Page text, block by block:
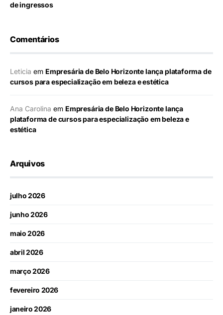
de ingressos
Comentários
Leticia em Empresária de Belo Horizonte lança plataforma de
cursos para especialização em beleza e estética
Ana Carolina em Empresária de Belo Horizonte lança
plataforma de cursos para especialização em beleza e
estética
Arquivos
julho 2026
junho 2026
maio 2026
abril 2026
março 2026
fevereiro 2026
janeiro 2026